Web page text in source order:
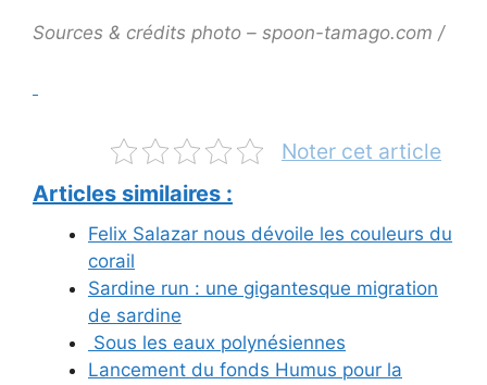
Sources & crédits photo – spoon-tamago.com /
Noter cet article
Articles similaires :
Felix Salazar nous dévoile les couleurs du
corail
Sardine run : une gigantesque migration
de sardine
Sous les eaux polynésiennes
Lancement du fonds Humus pour la